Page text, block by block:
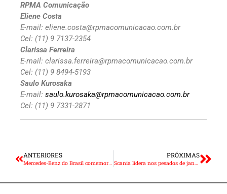
RPMA Comunicação
Eliene Costa
E-mail: eliene.costa@rpmacomunicacao.com.br
Cel: (11) 9 7137-2354
Clarissa Ferreira
E-mail: clarissa.ferreira@rpmacomunicacao.com.br
Cel: (11) 9 8494-5193
Saulo Kurosaka
E-mail: saulo.kurosaka@rpmacomunicacao.com.br
Cel: (11) 9 7331-2871
ANTERIORES
Mercedes-Benz do Brasil comemora 20 anos da linha O 500 de ônibus
PRÓXIMAS
Scania lidera nos pesados de janeiro a maio